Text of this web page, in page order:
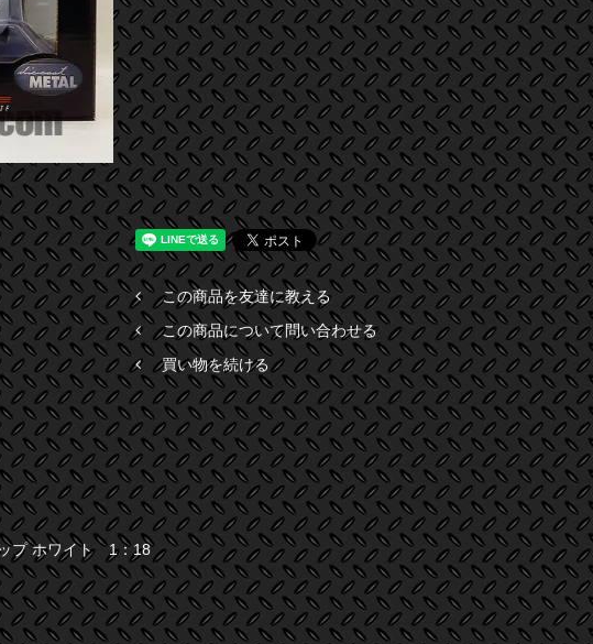
この商品を友達に教える
この商品について問い合わせる
買い物を続ける
プ ホワイト 1：18